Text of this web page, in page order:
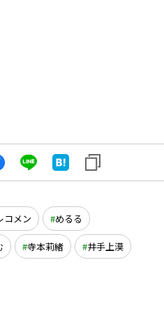
コメン めるる
寺本莉緒 井手上漠